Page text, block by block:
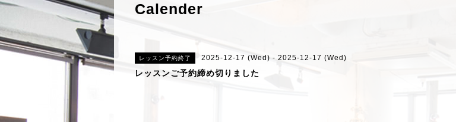
Calender
レッスン予約終了 2025-12-17 (Wed) - 2025-12-17 (Wed)
レッスンご予約締め切りました